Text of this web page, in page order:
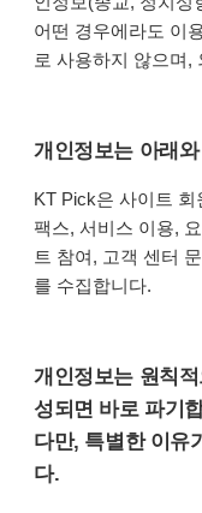
어떤 경우에라도 이
로 사용하지 않으며,
개인정보는 아래
KT Pick은 사이트
팩스, 서비스 이용,
트 참여, 고객 센터
를 수집합니다.
개인정보는 원칙
성되면 바로 파기
다만, 특별한 이유
다.